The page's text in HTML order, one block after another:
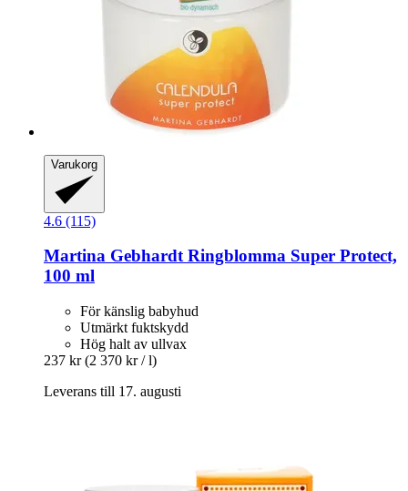
Varukorg
4.6 (115)
Martina GebhardtRingblomma Super Protect,
100 ml
För känslig babyhud
Utmärkt fuktskydd
Hög halt av ullvax
237 kr (2 370 kr / l)
Leverans till 17. augusti